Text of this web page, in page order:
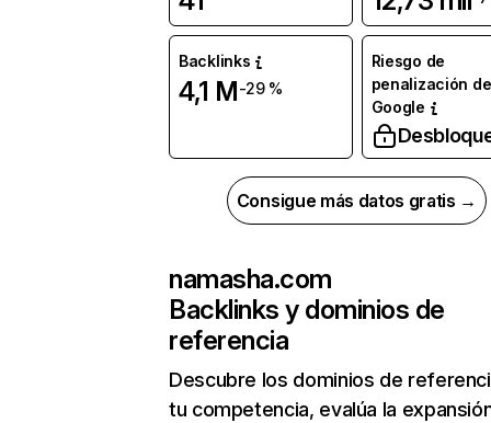
Backlinks
4,1 M-29 %
Riesgo de
penalización de
Google
Consigue más datos gratis →
namasha.com
Backlinks y dominios de
referencia
Descubre los dominios de
tu competencia, evalúa la